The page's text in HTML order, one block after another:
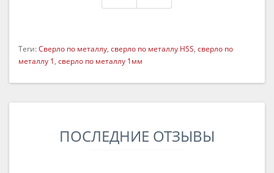
Теги:Сверло по металлу, сверло по металлу HSS, сверло по
металлу 1, сверло по металлу 1мм
ПОСЛЕДНИЕ ОТЗЫВЫ